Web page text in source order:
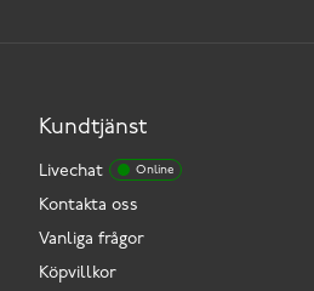
Kundtjänst
Livechat Online
Kontakta oss
Vanliga frågor
Köpvillkor